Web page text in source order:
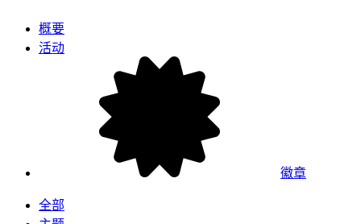
概要
活动
徽章
全部